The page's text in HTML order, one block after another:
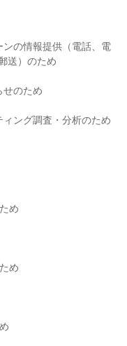
ンの情報提供（電話、電
送）のため
せのため
ィング調査・分析のため
め
め